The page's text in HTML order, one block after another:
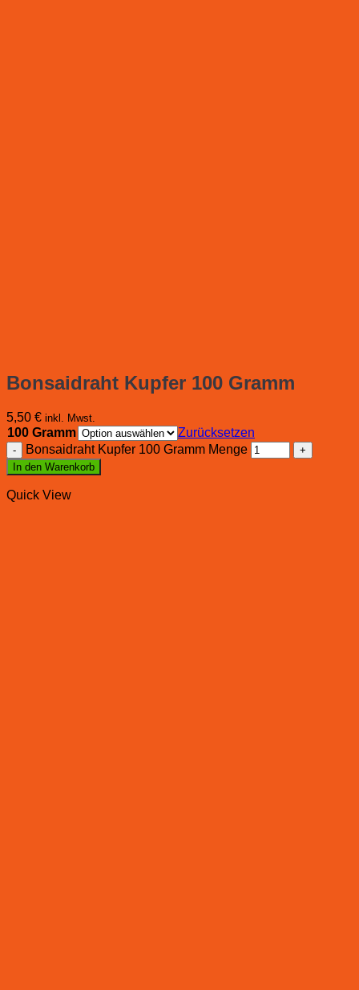
Bonsaidraht Kupfer 100 Gramm
5,50 € inkl. Mwst.
100 Gramm
Zurücksetzen
Bonsaidraht Kupfer 100 Gramm Menge
In den Warenkorb
Quick View